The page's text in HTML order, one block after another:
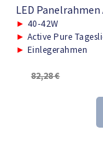
LED Panelrahmen
► 40-42W
► Active Pure
► Einlegerahmen
82,28€